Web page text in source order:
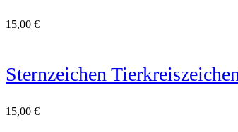
15,00 €
Sternzeichen
15,00 €